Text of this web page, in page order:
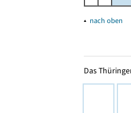
▴ nach oben
Das